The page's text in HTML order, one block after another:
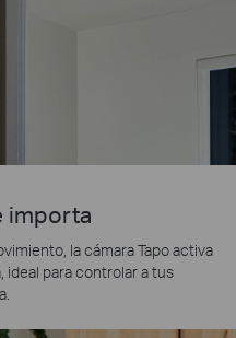
importa
la cámara Tapo activa
ideal para controlar a tus